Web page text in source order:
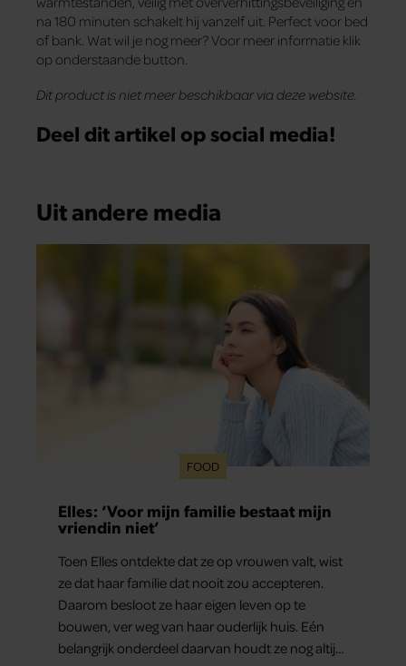
na 180 minuten schakelt hij vanzelf uit. Perfect voor bed
of bank. Wat wil je nog meer? Voor meer informatie klik
op onderstaande button.
Dit product is niet meer beschikbaar via deze website.
Deel dit artikel op social media!
Uit andere media
FOOD
Elles: ‘Voor mijn familie bestaat mijn
vriendin niet’
Toen Elles ontdekte dat ze op vrouwen valt, wist
ze dat haar familie dat nooit zou accepteren.
Daarom besloot ze haar eigen leven op te
bouwen, ver weg van haar ouderlijk huis. Eén
belangrijk onderdeel daarvan houdt ze nog altijd